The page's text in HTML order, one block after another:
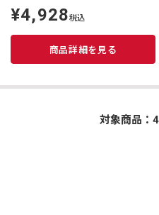
定
価
¥4,928税込
商品詳細を見る
対象商品： 4